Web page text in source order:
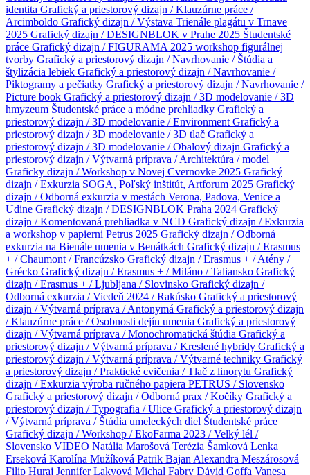
identita Grafický a priestorový dizajn / Klauzúrne práce /
Arcimboldo Grafický dizajn / Výstava Trienále plagátu v Trnave
2025 Grafický dizajn / DESIGNBLOK v Prahe 2025 Študentské
práce Grafický dizajn / FIGURAMA 2025 workshop figurálnej
tvorby Grafický a priestorový dizajn / Navrhovanie / Štúdia a
štylizácia lebiek Grafický a priestorový dizajn / Navrhovanie /
Piktogramy a pečiatky Grafický a priestorový dizajn / Navrhovanie /
Picture book Grafický a priestorový dizajn / 3D modelovanie / 3D
hmyzeum Študentské práce a módne prehliadky Grafický a
priestorový dizajn / 3D modelovanie / Environment Grafický a
priestorový dizajn / 3D modelovanie / 3D tlač Grafický a
priestorový dizajn / 3D modelovanie / Obalový dizajn Grafický a
priestorový dizajn / Výtvarná príprava / Architektúra / model
Graficky dizajn / Workshop v Novej Cvernovke 2025 Grafický
dizajn / Exkurzia SOGA, Poľský inštitút, Artforum 2025 Grafický
dizajn / Odborná exkurzia v mestách Verona, Padova, Venice a
Udine Grafický dizajn / DESIGNBLOK Praha 2024 Grafický
dizajn / Komentovaná prehliadka v NCD Grafický dizajn / Exkurzia
a workshop v papierni Petrus 2025 Grafický dizajn / Odborná
exkurzia na Bienále umenia v Benátkách Grafický dizajn / Erasmus
+ / Chaumont / Francúzsko Grafický dizajn / Erasmus + / Atény /
Grécko Grafický dizajn / Erasmus + / Miláno / Taliansko Grafický
dizajn / Erasmus + / Ljubljana / Slovinsko Grafický dizajn /
Odborná exkurzia / Viedeň 2024 / Rakúsko Grafický a priestorový
dizajn / Výtvarná príprava / Antonymá Grafický a priestorový dizajn
/ Klauzúrne práce / Osobnosti dejín umenia Grafický a priestorový
dizajn / Výtvarná príprava / Monochromatická štúdia Grafický a
priestorový dizajn / Výtvarná príprava / Kreslené hybridy Grafický a
priestorový dizajn / Výtvarná príprava / Výtvarné techniky Grafický
a priestorový dizajn / Praktické cvičenia / Tlač z linorytu Grafický
dizajn / Exkurzia výroba ručného papiera PETRUS / Slovensko
Grafický a priestorový dizajn / Odborná prax / Kočíky Grafický a
priestorový dizajn / Typografia / Ulice Grafický a priestorový dizajn
/ Výtvarná príprava / Štúdia umeleckých diel Študentské práce
Grafický dizajn / Workshop / EkoFarma 2023 / Velký lél /
Slovensko VIDEO Natália Marošová Terézia Šamková Lenka
Erseková Karolína Mužíková Patrik Bajan Alexandra Meszárosová
Filip Huraj Jennifer Lakyová Michal Fabry Dávid Goffa Vanesa